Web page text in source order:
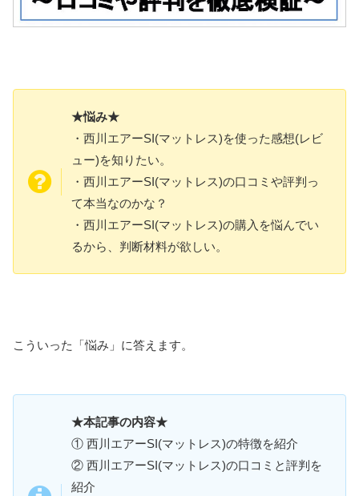
★悩み★
・西川エアーSI(マットレス)を使った感想(レビ
ュー)を知りたい。
・西川エアーSI(マットレス)の口コミや評判っ
て本当なのかな？
・西川エアーSI(マットレス)の購入を悩んでい
るから、判断材料が欲しい。
こういった「悩み」に答えます。
★本記事の内容★
① 西川エアーSI(マットレス)の特徴を紹介
② 西川エアーSI(マットレス)の口コミと評判を
紹介